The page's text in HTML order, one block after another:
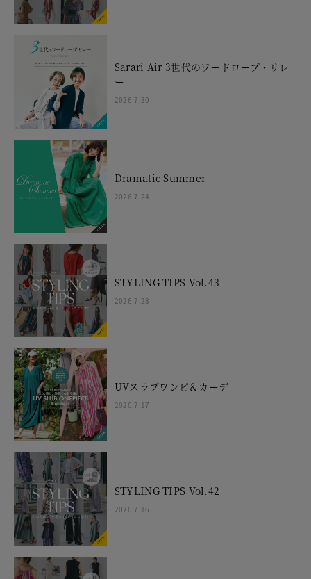
Sarari Air 3世代のワードローブ・リレ
ー
2026.7.30
Dramatic Summer
2026.7.24
STYLING TIPS Vol.43
2026.7.23
UVスラブワンピ＆カーデ
2026.7.17
STYLING TIPS Vol.42
2026.7.16